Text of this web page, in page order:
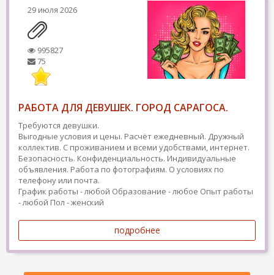
29 июля 2026
995827
75
РАБОТА ДЛЯ ДЕВУШЕК. ГОРОД САРАГОСА.
Требуются девушки.
Выгодные условия и цены. Расчёт ежедневный. Дружный
коллектив. С проживанием и всеми удобствами, интернет.
Безопасность. Конфиденциальность. Индивидуальные
объявления. Работа по фотографиям. О условиях по
телефону или почта.
График работы - любой Образование - любое Опыт работы
- любой Пол - женский
подробнее